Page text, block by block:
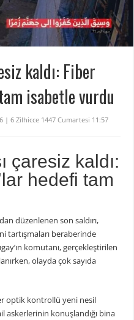
kaldı: Fiber
isabetle vurdu
| 6 Zilhicce 1447 Cumartesi 11:57
çaresiz kaldı:
hedefi tam
düzenlenen son saldırı,
tartışmaları beraberinde
komutanı, gerçekleştirilen
olayda çok sayıda
optik kontrollü yeni nesil
askerlerinin konuşlandığı bina